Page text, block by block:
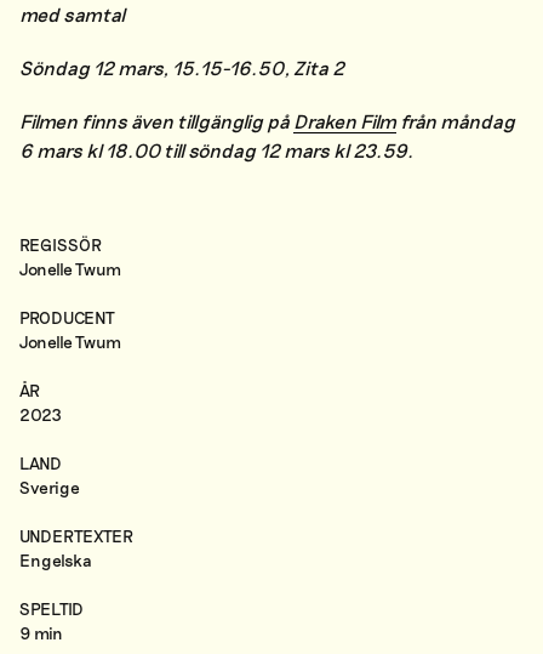
med samtal
Söndag 12 mars, 15.15-16.50, Zita 2
Filmen finns även tillgänglig på Draken Filmfrån måndag
6 mars kl 18.00 till söndag 12 mars kl 23.59.
REGISSÖR
Jonelle Twum
PRODUCENT
Jonelle Twum
ÅR
2023
LAND
Sverige
UNDERTEXTER
Engelska
SPELTID
9 min